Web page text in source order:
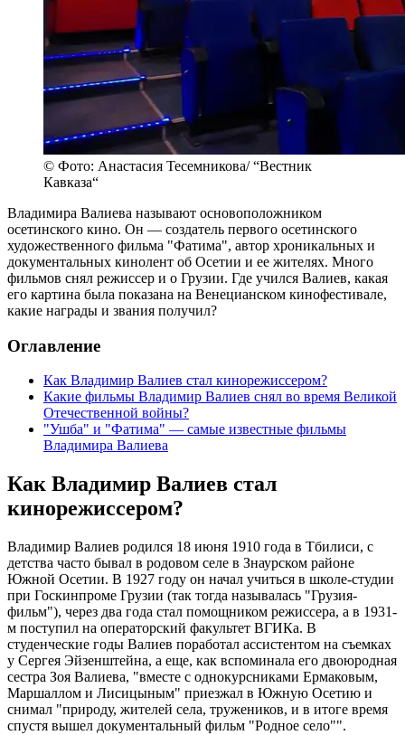
© Фото: Анастасия Тесемникова/ “Вестник
Кавказа“
Владимира Валиева называют основоположником
осетинского кино. Он — создатель первого осетинского
художественного фильма "Фатима", автор хроникальных и
документальных кинолент об Осетии и ее жителях. Много
фильмов снял режиссер и о Грузии. Где учился Валиев, какая
его картина была показана на Венецианском кинофестивале,
какие награды и звания получил?
Оглавление
Как Владимир Валиев стал кинорежиссером?
Какие фильмы Владимир Валиев снял во время Великой
Отечественной войны?
"Ушба" и "Фатима" — самые известные фильмы
Владимира Валиева
Как Владимир Валиев стал
кинорежиссером?
Владимир Валиев родился 18 июня 1910 года в Тбилиси, с
детства часто бывал в родовом селе в Знаурском районе
Южной Осетии. В 1927 году он начал учиться в школе-студии
при Госкинпроме Грузии (так тогда называлась "Грузия-
фильм"), через два года стал помощником режиссера, а в 1931-
м поступил на операторский факультет ВГИКа. В
студенческие годы Валиев поработал ассистентом на съемках
у Сергея Эйзенштейна, а еще, как вспоминала его двоюродная
сестра Зоя Валиева, "вместе с однокурсниками Ермаковым,
Маршаллом и Лисицыным" приезжал в Южную Осетию и
снимал "природу, жителей села, тружеников, и в итоге время
спустя вышел документальный фильм "Родное село"".